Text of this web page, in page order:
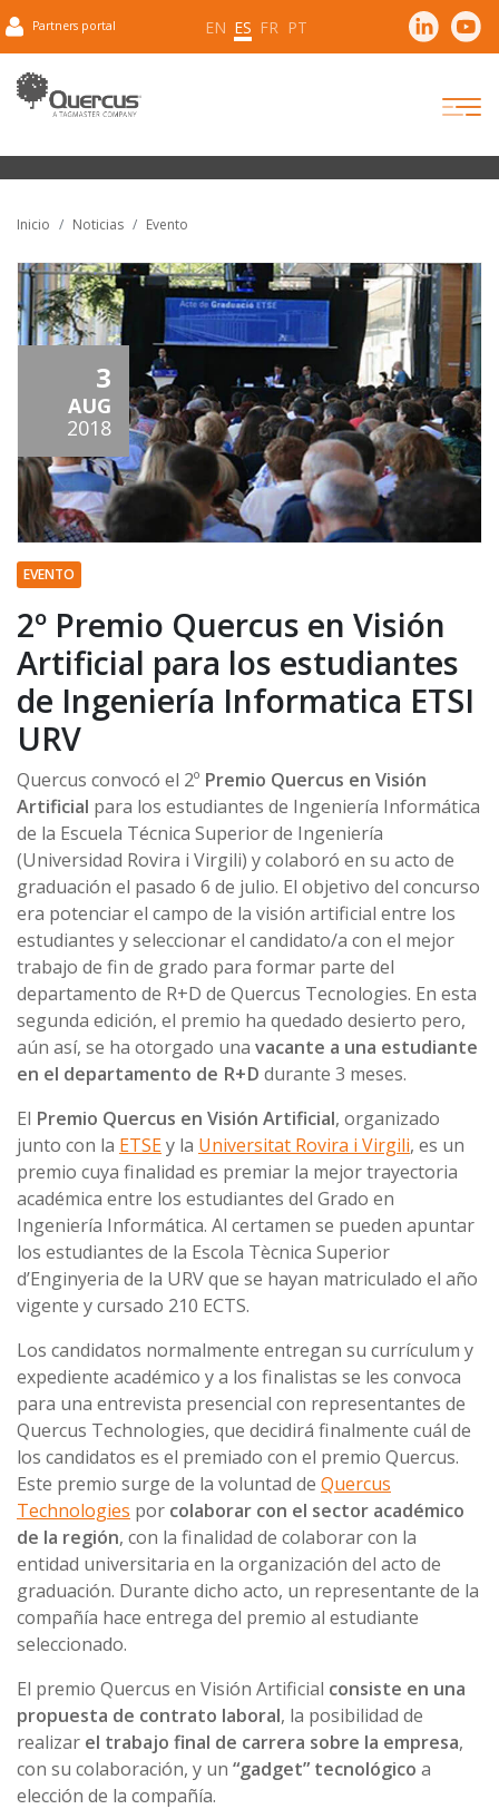
Partners portal EN ES FR PT
Inicio Noticias Evento
3
AUG
2018
EVENTO
2º Premio Quercus en Visión
Artificial para los estudiantes
de Ingeniería Informatica ETSI
URV
Quercus convocó el 2º Premio Quercus en Visión
Artificial para los estudiantes de Ingeniería Informática
de la Escuela Técnica Superior de Ingeniería
(Universidad Rovira i Virgili) y colaboró en su acto de
graduación el pasado 6 de julio. El objetivo del concurso
era potenciar el campo de la visión artificial entre los
estudiantes y seleccionar el candidato/a con el mejor
trabajo de fin de grado para formar parte del
departamento de R+D de Quercus Tecnologies. En esta
segunda edición, el premio ha quedado desierto pero,
aún así, se ha otorgado una vacante a una estudiante
en el departamento de R+D durante 3 meses.
El Premio Quercus en Visión Artificial, organizado
junto con la ETSEy la Universitat Rovira i Virgili, es un
premio cuya finalidad es premiar la mejor trayectoria
académica entre los estudiantes del Grado en
Ingeniería Informática. Al certamen se pueden apuntar
los estudiantes de la Escola Tècnica Superior
d’Enginyeria de la URV que se hayan matriculado el año
vigente y cursado 210 ECTS.
Los candidatos normalmente entregan su currículum y
expediente académico y a los finalistas se les convoca
para una entrevista presencial con representantes de
Quercus Technologies, que decidirá finalmente cuál de
los candidatos es el premiado con el premio Quercus.
Este premio surge de la voluntad de Quercus
Technologies por colaborar con el sector académico
de la región, con la finalidad de colaborar con la
entidad universitaria en la organización del acto de
graduación. Durante dicho acto, un representante de la
compañía hace entrega del premio al estudiante
seleccionado.
El premio Quercus en Visión Artificial consiste en una
propuesta de contrato laboral, la posibilidad de
realizar el trabajo final de carrera sobre la empresa,
con su colaboración, y un “gadget” tecnológico a
elección de la compañía.